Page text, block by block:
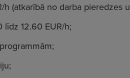
(atkarībā no darba pieredzes
līdz 12.60 EUR/h;